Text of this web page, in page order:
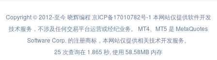
Copyright © 2012-至今晓辉编程 京ICP备17010782号-1 本网站仅提供软件开发
技术服务，不涉及任何交易平台运营或经纪业务。 MT4、MT5 是 MetaQuotes
Software Corp. 的注册商标，本网站仅提供相关技术开发服务。
25 次查询在 1.865 秒, 使用 58.58MB 内存